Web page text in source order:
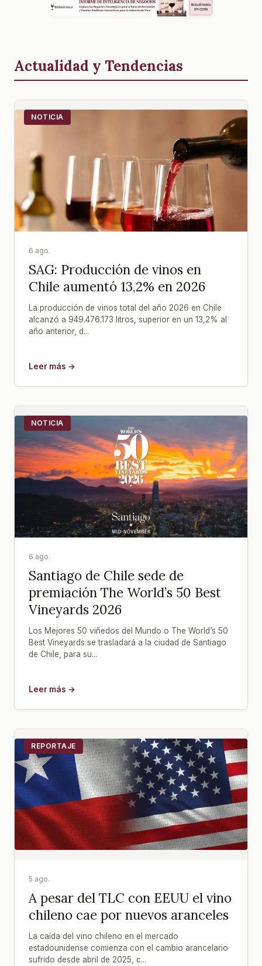
Actualidad y Tendencias
NOTICIA
6 ago.
SAG: Producción de vinos en
Chile aumentó 13,2% en 2026
La producción de vinos total del año 2026 en Chile
alcanzó a 949.476.173 litros, superior en un 13,2% al
año anterior, d...
Leer más →
NOTICIA
6 ago.
Santiago de Chile sede de
premiación The World’s 50 Best
Vineyards 2026
Los Mejores 50 viñedos del Mundo o The World’s 50
Best Vineyards se trasladará a la ciudad de Santiago
de Chile, para su...
Leer más →
REPORTAJE
5 ago.
A pesar del TLC con EEUU el vino
chileno cae por nuevos aranceles
La caída del vino chileno en el mercado
estadounidense comienza con el cambio arancelario
sufrido desde abril de 2025, c...